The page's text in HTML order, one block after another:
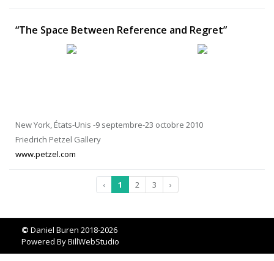
“The Space Between Reference and Regret”
New York, États-Unis -9 septembre-23 octobre 2010
Friedrich Petzel Gallery
www.petzel.com
‹ 1 2 3 ›
© Daniel Buren 2018-2026
Powered ByBillWebStudio